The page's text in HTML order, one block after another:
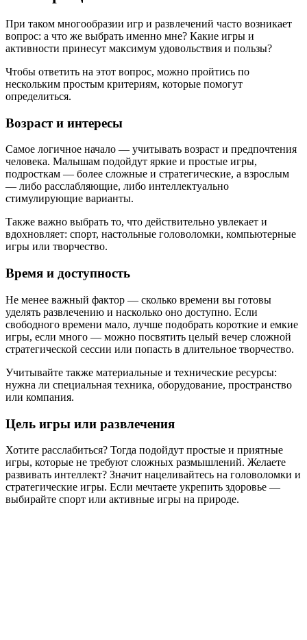
При таком многообразии игр и развлечений часто возникает
вопрос: а что же выбрать именно мне? Какие игры и
активности принесут максимум удовольствия и пользы?
Чтобы ответить на этот вопрос, можно пройтись по
нескольким простым критериям, которые помогут
определиться.
Возраст и интересы
Самое логичное начало — учитывать возраст и предпочтения
человека. Малышам подойдут яркие и простые игры,
подросткам — более сложные и стратегические, а взрослым
— либо расслабляющие, либо интеллектуально
стимулирующие варианты.
Также важно выбрать то, что действительно увлекает и
вдохновляет: спорт, настольные головоломки, компьютерные
игры или творчество.
Время и доступность
Не менее важный фактор — сколько времени вы готовы
уделять развлечению и насколько оно доступно. Если
свободного времени мало, лучше подобрать короткие и емкие
игры, если много — можно посвятить целый вечер сложной
стратегической сессии или попасть в длительное творчество.
Учитывайте также материальные и технические ресурсы:
нужна ли специальная техника, оборудование, пространство
или компания.
Цель игры или развлечения
Хотите расслабиться? Тогда подойдут простые и приятные
игры, которые не требуют сложных размышлений. Желаете
развивать интеллект? Значит нацеливайтесь на головоломки и
стратегические игры. Если мечтаете укрепить здоровье —
выбирайте спорт или активные игры на природе.